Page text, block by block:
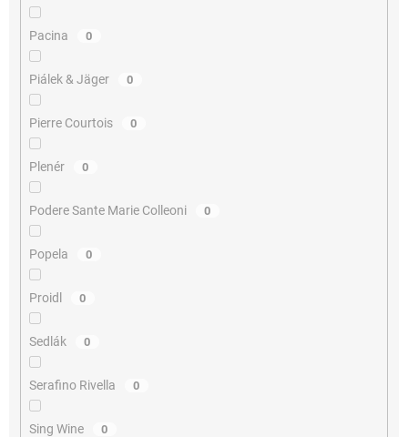
Pacina 0
Piálek & Jäger 0
Pierre Courtois 0
Plenér 0
Podere Sante Marie Colleoni 0
Popela 0
Proidl 0
Sedlák 0
Serafino Rivella 0
Sing Wine 0